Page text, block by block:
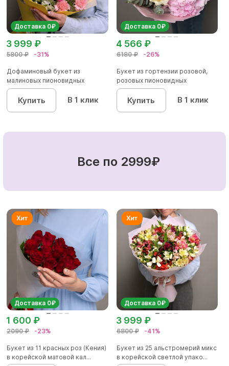
Доставка 0₽
5800 ₽ -31%
3 999 ₽
Дофаминовый букет из
малиновых пионовидных
кустовых роз...
Купить В 1 клик
Доставка 0₽
6180 ₽ -26%
4 566 ₽
Букет из гортензии розовой,
розовых пионовидных
кустовы...
Купить В 1 клик
Все по 2999₽
Доставка 0₽
2090 ₽ -23%
1 600 ₽
Букет из 11 красных роз (Кения)
в корейской матовой кал...
Доставка 0₽
6800 ₽ -41%
3 999 ₽
Букет из 25 альстромерий микс
в корейской светлой упако...